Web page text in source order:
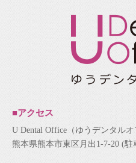
■アクセス
U Dental Office（ゆうデンタルオ
熊本県熊本市東区月出1-7-20 (駐